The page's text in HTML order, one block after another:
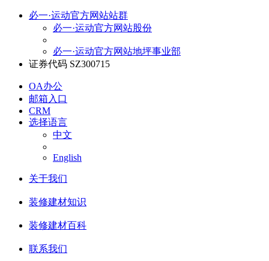
必一·运动官方网站站群
必一·运动官方网站股份
必一·运动官方网站地坪事业部
证券代码 SZ300715
OA办公
邮箱入口
CRM
选择语言
中文
English
关于我们
装修建材知识
装修建材百科
联系我们